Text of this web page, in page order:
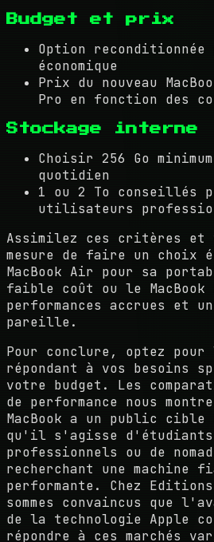
Budget et prix
Option
économique
Prix du nouveau
Pro en fonction des
Stockage interne
Choisir 256 Go
quotidien
1 ou 2 To conseillés
utilisateurs
Assimilez ces critères et
mesure de faire un
MacBook Air pour sa
faible coût ou le MacBook
performances accrues et
pareille.
Pour conclure, optez pour
répondant à vos besoins
votre budget. Les
de performance nous
MacBook a un public
qu'il s'agisse
professionnels ou de
recherchant une machine
performante. Chez
sommes convaincus que
de la technologie Apple
répondre à ces marchés